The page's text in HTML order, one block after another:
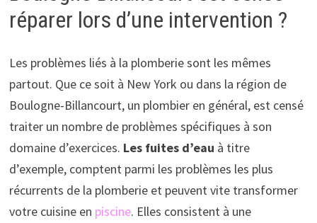
réparer lors d’une intervention ?
Les problèmes liés à la plomberie sont les mêmes
partout. Que ce soit à New York ou dans la région de
Boulogne-Billancourt, un plombier en général, est censé
traiter un nombre de problèmes spécifiques à son
domaine d’exercices. Les fuites d’eau à titre
d’exemple, comptent parmi les problèmes les plus
récurrents de la plomberie et peuvent vite transformer
votre cuisine en piscine. Elles consistent à une